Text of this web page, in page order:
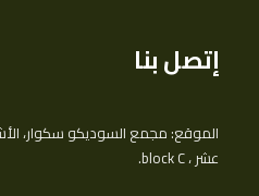
إتصل بنا
الموقع: مجمع السوديكو سكوار،
عشر ، block C.